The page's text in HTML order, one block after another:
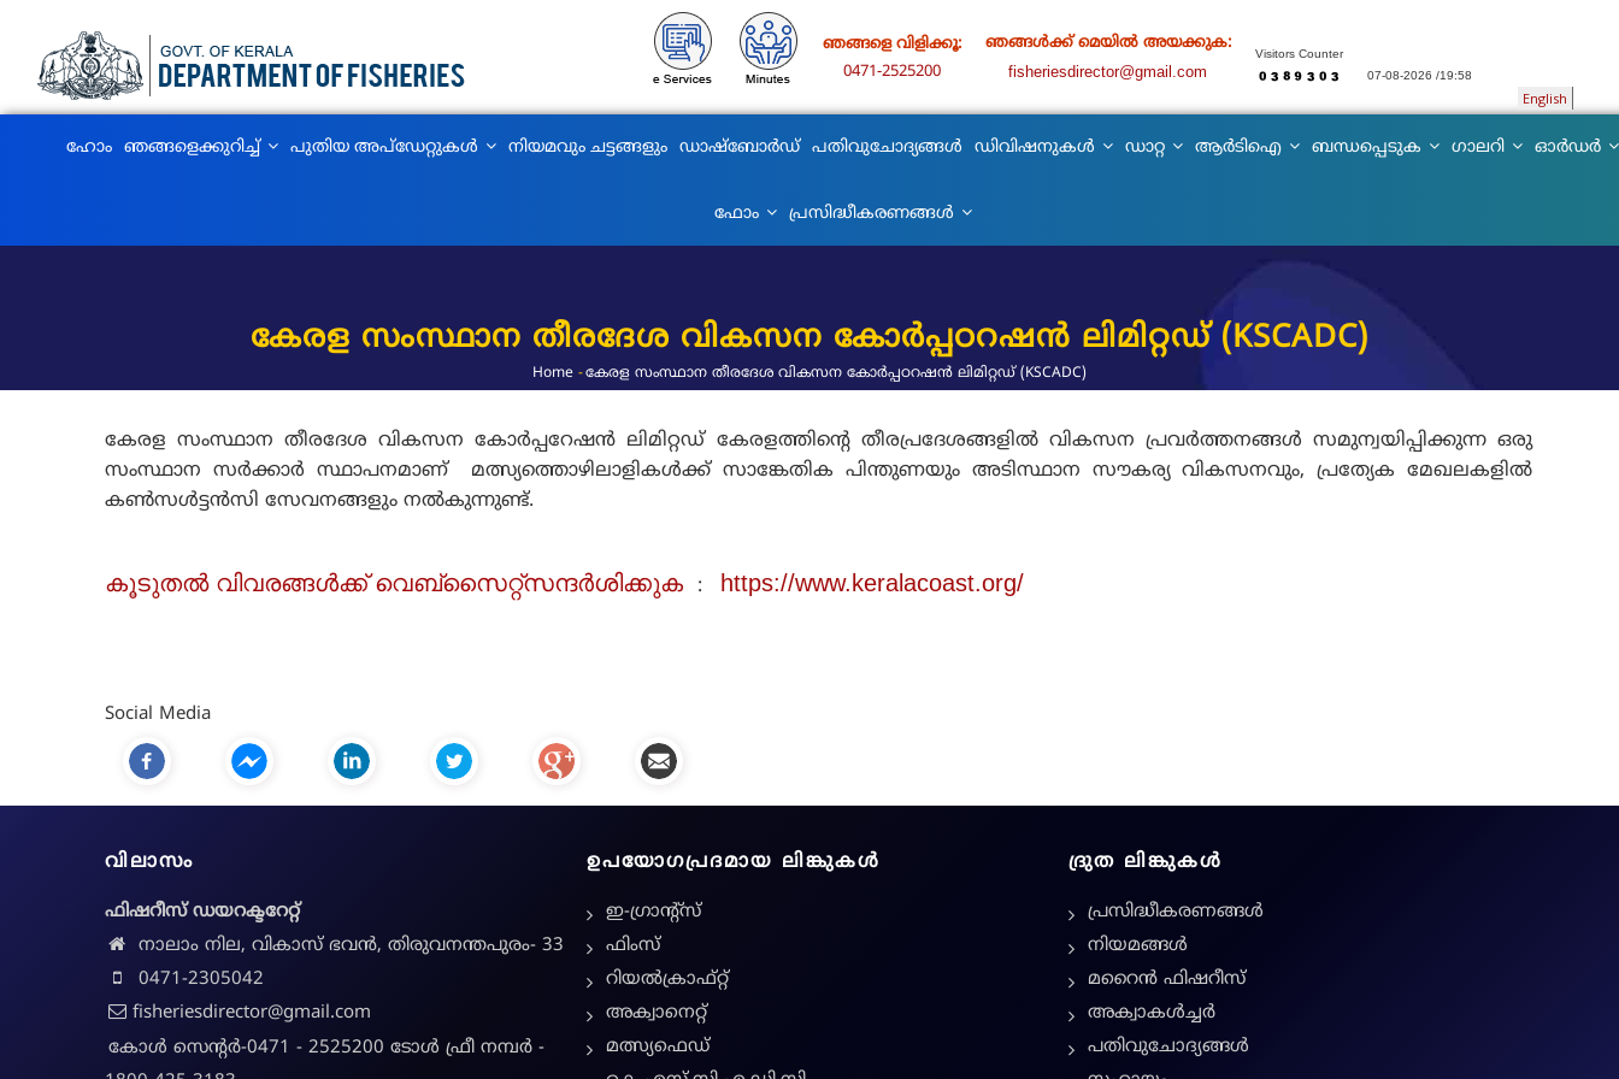
main
content
ഞങ്ങളെ വിളിക്കൂ:
0471-2525200
ഞങ്ങൾക്ക് മെയിൽ അയക്കുക:
fisheriesdirector@gmail.com
Visitors Counter
07-08-2026 /19:58
English
MAIN
ഹോം ഞങ്ങളെക്കുറിച്ച്‌ പുതിയ അപ്‌ഡേറ്റുകൾ നിയമവും ചട്ടങ്ങളും ഡാഷ്ബോർഡ് പതിവുചോദ്യങ്ങൾ ഡിവിഷനുകൾ ഡാറ്റ ആർടിഐ ബന്ധപ്പെടുക ഗാലറി ഓർഡർ
ഫോം പ്രസിദ്ധീകരണങ്ങൾ
കേരള സംസ്ഥാന തീരദേശ വികസന കോര്‍പ്പഠറഷന്‍ ലിമിറ്റഡ് (KSCADC)
Breadcrumb
Home -കേരള സംസ്ഥാന തീരദേശ വികസന കോര്‍പ്പഠറഷന്‍ ലിമിറ്റഡ് (KSCADC)
കേരള സംസ്ഥാന തീരദേശ വികസന കോര്‍പ്പറേഷന്‍ ലിമിറ്റഡ് കേരളത്തിന്റെ തീരപ്രദേശങ്ങളില്‍ വികസന പ്രവര്‍ത്തനങ്ങള്‍ സമുന്വയിപ്പിക്കുന്ന ഒരു
സംസ്ഥാന സര്‍ക്കാര്‍ സ്ഥാപനമാണ് മത്സ്യത്തൊഴിലാളികള്‍ക്ക് സാങ്കേതിക പിന്തുണയും അടിസ്ഥാന സൗകര്യ വികസനവും, പ്രത്യേക മേഖലകളില്‍
കണ്‍സള്‍ട്ടന്‍സി സേവനങ്ങളും നല്‍കുന്നുണ്ട്.
കൂടുതൽ വിവരങ്ങൾക്ക്വെബ്സൈറ്റ്സന്ദർശിക്കുക : https://www.keralacoast.org/
Social Media
വിലാസം
ഫിഷറീസ് ഡയറക്ടറേറ്റ്
നാലാം നില, വികാസ് ഭവൻ, തിരുവനന്തപുരം- 33
0471-2305042
fisheriesdirector@gmail.com
കോൾ സെന്റർ-0471 - 2525200 ടോൾ ഫ്രീ നമ്പർ -
ഉപയോഗപ്രദമായ ലിങ്കുകൾ
ഇ-ഗ്രാന്റ്സ്
ഫിംസ്
റിയൽക്രാഫ്റ്റ്
അക്വാനെറ്റ്
മത്സ്യഫെഡ്
ദ്രുത ലിങ്കുകൾ
പ്രസിദ്ധീകരണങ്ങൾ
നിയമങ്ങള്‍
മറൈൻ ഫിഷറീസ്
അക്വാകൾച്ചർ
പതിവുചോദ്യങ്ങൾ